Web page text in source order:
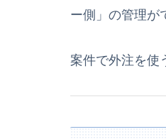
ー側」の管理が
案件で外注を使